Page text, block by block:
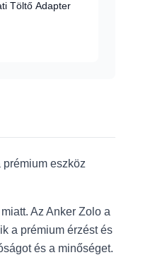
Töltő Adapter
eszköz
Az Anker Zolo a
a prémium érzést és
és a minőséget.